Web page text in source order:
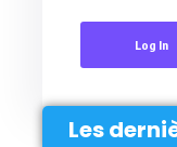
Log In
Les